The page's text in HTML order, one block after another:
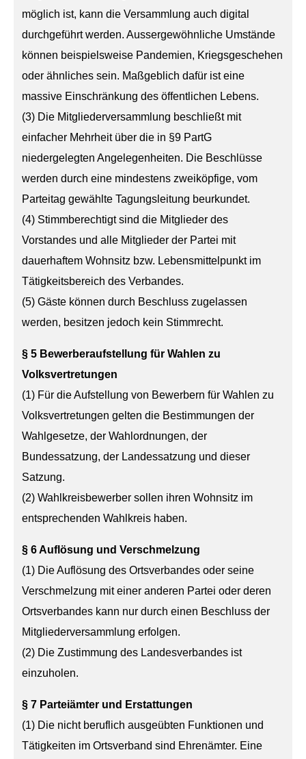
möglich ist, kann die Versammlung auch digital
durchgeführt werden. Aussergewöhnliche Umstände
können beispielsweise Pandemien, Kriegsgeschehen
oder ähnliches sein. Maßgeblich dafür ist eine
massive Einschränkung des öffentlichen Lebens.
(3) Die Mitgliederversammlung beschließt mit
einfacher Mehrheit über die in §9 PartG
niedergelegten Angelegenheiten. Die Beschlüsse
werden durch eine mindestens zweiköpfige, vom
Parteitag gewählte Tagungsleitung beurkundet.
(4) Stimmberechtigt sind die Mitglieder des
Vorstandes und alle Mitglieder der Partei mit
dauerhaftem Wohnsitz bzw. Lebensmittelpunkt im
Tätigkeitsbereich des Verbandes.
(5) Gäste können durch Beschluss zugelassen
werden, besitzen jedoch kein Stimmrecht.
§ 5 Bewerberaufstellung für Wahlen zu
Volksvertretungen
(1) Für die Aufstellung von Bewerbern für Wahlen zu
Volksvertretungen gelten die Bestimmungen der
Wahlgesetze, der Wahlordnungen, der
Bundessatzung, der Landessatzung und dieser
Satzung.
(2) Wahlkreisbewerber sollen ihren Wohnsitz im
entsprechenden Wahlkreis haben.
§ 6 Auflösung und Verschmelzung
(1) Die Auflösung des Ortsverbandes oder seine
Verschmelzung mit einer anderen Partei oder deren
Ortsverbandes kann nur durch einen Beschluss der
Mitgliederversammlung erfolgen.
(2) Die Zustimmung des Landesverbandes ist
einzuholen.
§ 7 Parteiämter und Erstattungen
(1) Die nicht beruflich ausgeübten Funktionen und
Tätigkeiten im Ortsverband sind Ehrenämter. Eine